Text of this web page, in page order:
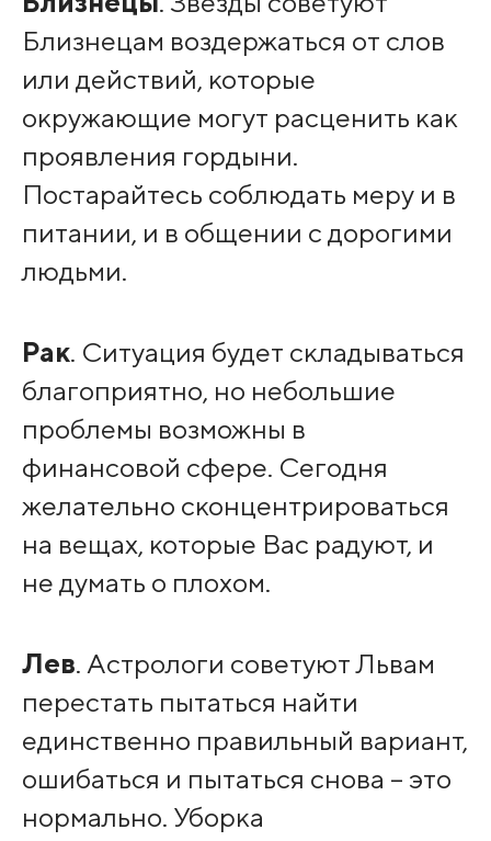
Близнецам воздержаться от слов
или действий, которые
окружающие могут расценить как
проявления гордыни.
Постарайтесь соблюдать меру и в
питании, и в общении с дорогими
людьми.
Рак. Ситуация будет складываться
благоприятно, но небольшие
проблемы возможны в
финансовой сфере. Сегодня
желательно сконцентрироваться
на вещах, которые Вас радуют, и
не думать о плохом.
Лев. Астрологи советуют Львам
перестать пытаться найти
единственно правильный вариант,
ошибаться и пытаться снова – это
нормально. Уборка